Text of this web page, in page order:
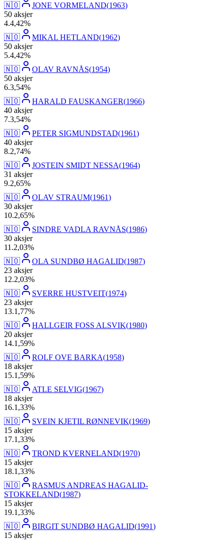
🇳🇴
JONE VORMELAND(1963)
50 aksjer
4.4,42%
🇳🇴
MIKAL HETLAND(1962)
50 aksjer
5.4,42%
🇳🇴
OLAV RAVNÅS(1954)
50 aksjer
6.3,54%
🇳🇴
HARALD FAUSKANGER(1966)
40 aksjer
7.3,54%
🇳🇴
PETER SIGMUNDSTAD(1961)
40 aksjer
8.2,74%
🇳🇴
JOSTEIN SMIDT NESSA(1964)
31 aksjer
9.2,65%
🇳🇴
OLAV STRAUM(1961)
30 aksjer
10.2,65%
🇳🇴
SINDRE VADLA RAVNÅS(1986)
30 aksjer
11 .2,03%
🇳🇴
OLA SUNDBØ HAGALID(1987)
23 aksjer
12.2,03%
🇳🇴
SVERRE HUSTVEIT(1974)
23 aksjer
13.1,77%
🇳🇴
HALLGEIR FOSS ALSVIK(1980)
20 aksjer
14.1,59%
🇳🇴
ROLF OVE BARKA(1958)
18 aksjer
15.1,59%
🇳🇴
ATLE SELVIG(1967)
18 aksjer
16.1,33%
🇳🇴
SVEIN KJETIL RØNNEVIK(1969)
15 aksjer
17.1,33%
🇳🇴
TROND KVERNELAND(1970)
15 aksjer
18.1,33%
🇳🇴
RASMUS ANDREAS HAGALID-
STOKKELAND(1987)
15 aksjer
19.1,33%
🇳🇴
BIRGIT SUNDBØ HAGALID(1991)
15 aksjer